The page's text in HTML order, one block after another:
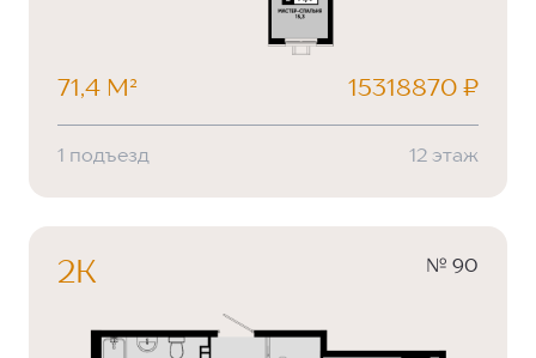
71,4 М² 15318870 ₽
1 подъезд 12 этаж
2К № 90